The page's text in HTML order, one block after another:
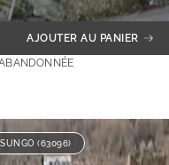
AJOUTER AU PANIER
(63096)